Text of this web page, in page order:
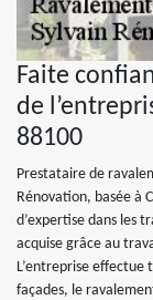
Faite
de
88100
Prestataire de
Rénovation, basée à
d’expertise dans les
acquise grâce au
L’entreprise effectue
façades, le